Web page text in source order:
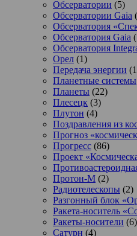
Обсерватории (5)
Обсерватории Gaia
Обсерватория
Обсерватория Gaia
Обсерватория
Орел (1)
Передача энергии
Планетные системы
Планеты (22)
Плесецк (3)
Плутон (4)
Поздравления из
Прогноз
Прогресс (86)
Проект
Протон-М (2)
Радиотелескопы (2)
Разгонный блок
Ракета-носитель
Ракеты-носители (6)
Сатурн (4)